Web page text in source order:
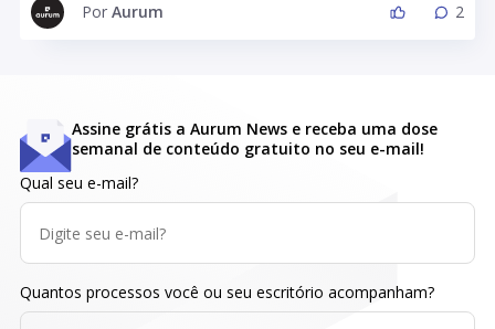
Por Aurum 2
Assine grátis a Aurum News e receba uma dose
semanal de conteúdo gratuito no seu e-mail!
Qual seu e-mail?
Quantos processos você ou seu escritório acompanham?